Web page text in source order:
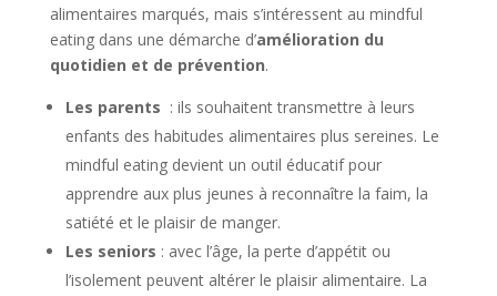
alimentaires marqués, mais s’intéressent au mindful
eating dans une démarche d’amélioration du
quotidien et de prévention.
Les parents : ils souhaitent transmettre à leurs
enfants des habitudes alimentaires plus sereines. Le
mindful eating devient un outil éducatif pour
apprendre aux plus jeunes à reconnaître la faim, la
satiété et le plaisir de manger.
Les seniors : avec l’âge, la perte d’appétit ou
l’isolement peuvent altérer le plaisir alimentaire. La